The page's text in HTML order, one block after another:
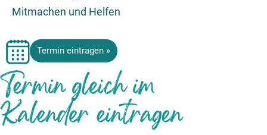
Mitmachen und Helfen
Termin eintragen »